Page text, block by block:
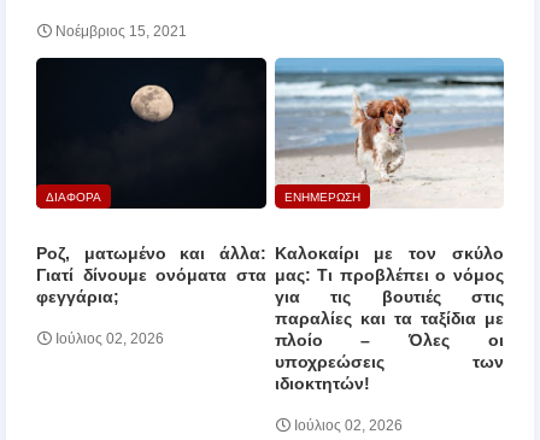
Νοέμβριος 15, 2021
ΔΙΑΦΟΡΑ
Ροζ, ματωμένο και άλλα:
Γιατί δίνουμε ονόματα στα
φεγγάρια;
Ιούλιος 02, 2026
ΕΝΗΜΕΡΩΣΗ
Καλοκαίρι με τον σκύλο
μας: Τι προβλέπει ο νόμος
για τις βουτιές στις
παραλίες και τα ταξίδια με
πλοίο – Όλες οι
υποχρεώσεις των
ιδιοκτητών!
Ιούλιος 02, 2026